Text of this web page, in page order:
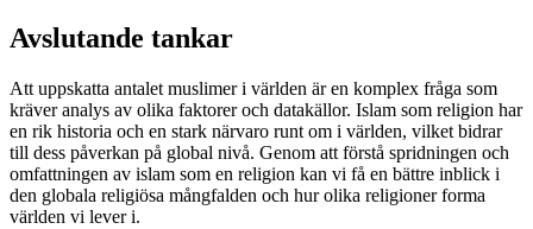
Avslutande tankar
Att uppskatta antalet muslimer i världen är en komplex fråga som
kräver analys av olika faktorer och datakällor. Islam som religion har
en rik historia och en stark närvaro runt om i världen, vilket bidrar
till dess påverkan på global nivå. Genom att förstå spridningen och
omfattningen av islam som en religion kan vi få en bättre inblick i
den globala religiösa mångfalden och hur olika religioner forma
världen vi lever i.